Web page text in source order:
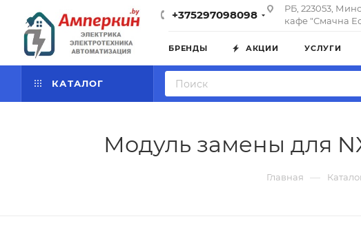
+375297098098
РБ, 223053,
кафе "Смачна
БРЕНДЫ АКЦИИ УСЛУГИ
КАТАЛОГ
Модуль замены для
Главная —